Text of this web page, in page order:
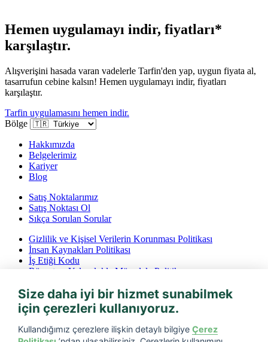
Hemen uygulamayı indir, fiyatları*
karşılaştır.
Alışverişini hasada varan vadelerle Tarfin'den yap, uygun fiyata al,
tasarrufun cebine kalsın! Hemen uygulamayı indir, fiyatları
karşılaştır.
Tarfin uygulamasını hemen indir.
Bölge
Hakkımızda
Belgelerimiz
Kariyer
Blog
Satış Noktalarımız
Satış Noktası Ol
Sıkça Sorulan Sorular
Gizlilik ve Kişisel Verilerin Korunması Politikası
İnsan Kaynakları Politikası
İş Etiği Kodu
Rüşvet ve Yolsuzlukla Mücadele Politikası
Bilgi Toplumu Hizmetleri
Tarfin mobil’i indirin
Size daha iyi bir hizmet sunabilmek
için çerezleri kullanıyoruz.
Kullandığımız çerezlere ilişkin detaylı bilgiye Çerez